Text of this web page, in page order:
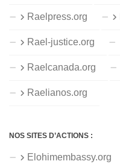
Raelpress.org
Rael-justice.org
Raelcanada.org
Raelianos.org
NOS SITES D’ACTIONS :
Elohimembassy.org